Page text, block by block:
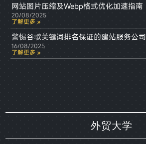
网站图片压缩及Webp格式优化加速指南
20/08/2025
了解更多 »
警惕谷歌关键词排名保证的建站服务公司
16/08/2025
了解更多 »
外贸大学